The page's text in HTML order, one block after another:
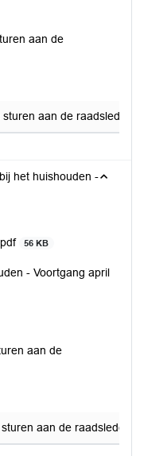
aan de
aan de raadsleden.
het huishouden -
56 KB
- Voortgang april
aan de
aan de raadsleden.